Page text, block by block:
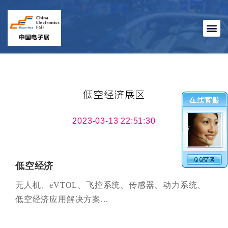
低空经济展区
2023-03-13 22:51:30
低空经济
无人机、eVTOL、飞控系统、传感器、动力系统、
低空经济应用解决方案...